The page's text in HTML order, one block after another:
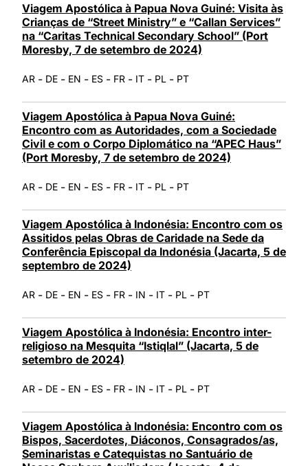
Viagem Apostólica à Papua Nova Guiné: Visita às
Crianças de “Street Ministry” e “Callan Services”
na “Caritas Technical Secondary School” (Port
Moresby, 7 de setembro de 2024)
AR - DE - EN - ES - FR - IT - PL - PT
Viagem Apostólica à Papua Nova Guiné:
Encontro com as Autoridades, com a Sociedade
Civil e com o Corpo Diplomático na “APEC Haus”
(Port Moresby, 7 de setembro de 2024)
AR - DE - EN - ES - FR - IT - PL - PT
Viagem Apostólica à Indonésia: Encontro com os
Assitidos pelas Obras de Caridade na Sede da
Conferência Episcopal da Indonésia (Jacarta, 5 de
septembro de 2024)
AR - DE - EN - ES - FR - IN - IT - PL - PT
Viagem Apostólica à Indonésia: Encontro inter-
religioso na Mesquita “Istiqlal” (Jacarta, 5 de
setembro de 2024)
AR - DE - EN - ES - FR - IN - IT - PL - PT
Viagem Apostólica à Indonésia: Encontro com os
Bispos, Sacerdotes, Diáconos, Consagrados/as,
Seminaristas e Catequistas no Santuário de